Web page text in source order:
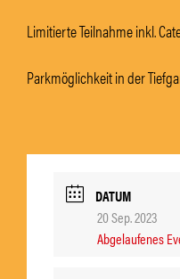
Limitierte Teilnahme inkl.
Parkmöglichkeit in der
DATUM
20 Sep. 2023
Abgelaufenes